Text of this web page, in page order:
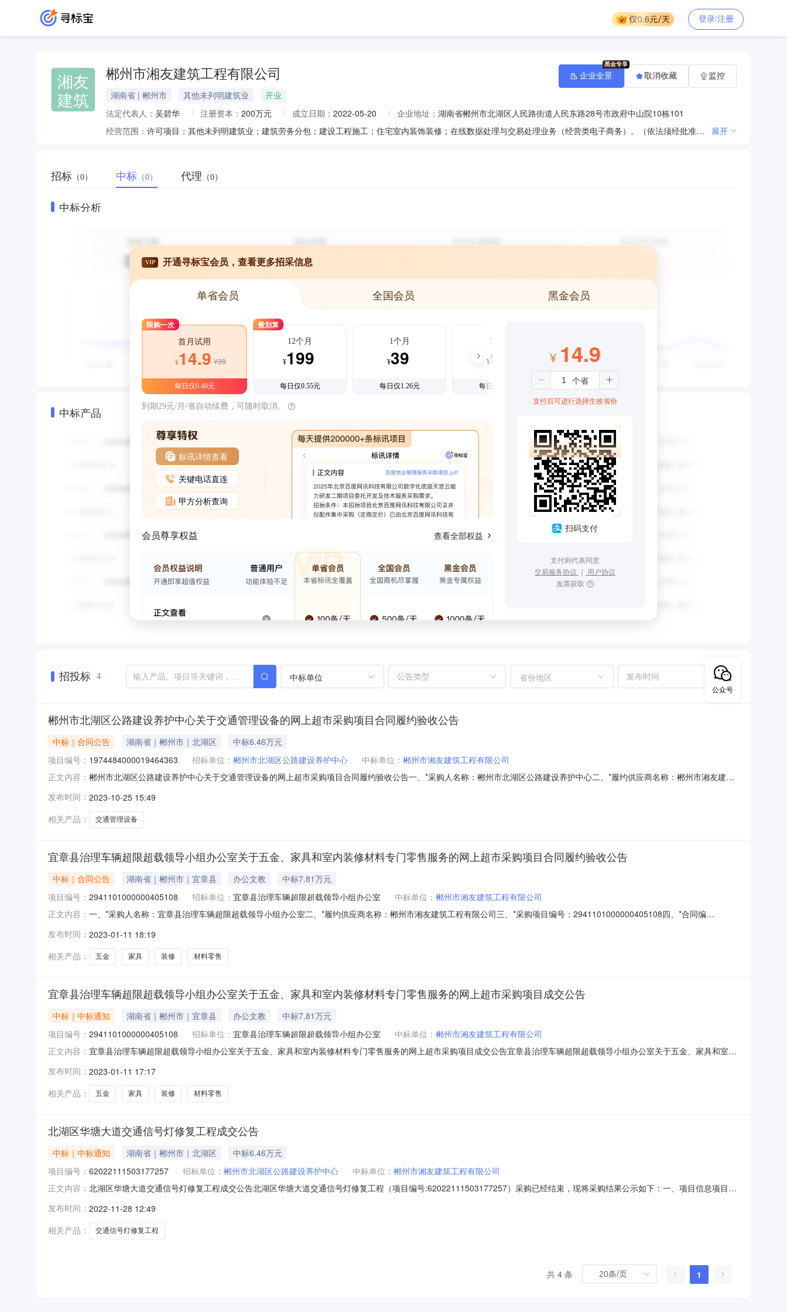
登录/注册
湘友
建筑
郴州市湘友建筑工程有限公司
湖南省 | 郴州市 其他未列明建筑业
开业
法定代表人： 吴碧华 注册资本： 200万元 成立日期： 2022-05-20 企业地址： 湖南省郴州市北湖区人民路街道人民东路28号市政府中山院10栋101
经营范围：
许可项目：其他未列明建筑业；建筑劳务分包；建设工程施工；住宅室内装饰装修；在线数据处理与交易处理业务（经营类电子商务）。（依法须经批准的项目，经相关部门批准后方可开展经营活动，具体经营项目以批准文件或许可证件为准）一般项目：园林绿化工程施工；建筑用钢筋产品销售；金属结构销售；普通机械设备安装服务；土石方工程施工；安全系统监控服务；建筑材料销售；广告设计、代理；房地产咨询；房地产经纪；人力资源服务（不含职业中介活动、劳务派遣服务）；工程管理服务；住宅水电安装维护服务；礼仪服务；婚庆礼仪服务；会议及展览服务；企业管理；网络技术服务；信息技术咨询服务；市场营销策划；第二类医疗器械销售；保健食品（预包装）销售。（除依法须经批准的项目外，自主开展法律法规未禁止、未限制的经营活动） 展开
企业全景 取消收藏 监控
招标 （0） 中标 （0） 代理 （0）
中标分析
中标产品
VIP 开通寻标宝会员，查看更多招采信息
单省会员 全国会员 黑金会员
限购一次
首月试用
¥14.9 ¥39
每日仅0.48元
最划算
12个月
¥199
每日仅0.55元
1个月
¥39
每日仅1.26元
3个月
¥99
每日仅1.08元
到期29元/月/省自动续费，可随时取消。
标讯详情查看
关键电话直连
甲方分析查询
会员尊享权益 查看全部权益
¥ 14.9
支付后可进行选择生效省份
扫码支付
支付则代表同意
交易服务协议 ｜ 用户协议
发票获取
招投标 4 中标单位 省份地区
郴州市北湖区公路建设养护中心关于交通管理设备的网上超市采购项目合同履约验收公告
中标｜合同公告 湖南省｜郴州市｜北湖区
中标6.46万元
项目编号： 1974484000019464363 招标单位： 郴州市北湖区公路建设养护中心 中标单位： 郴州市湘友建筑工程有限公司
正文内容： 郴州市北湖区公路建设养护中心关于交通管理设备的网上超市采购项目合同履约验收公告一、*采购人名称：郴州市北湖区公路建设养护中心二、*履约供应商名称：郴州市湘友建筑
果：序号服务内容验收数量验收金额(元)验收标准\规格型号\技术标准验收结果备注1飞腾交通管理设备信号机主控版164610.0飞腾\FT-JTZSP验收通过2【运费】
发布时间： 2023-10-25 15:49
相关产品：
交通管理设备
宜章县治理车辆超限超载领导小组办公室关于五金、家具和室内装修材料专门零售服务的网上超市采购项目合同履约验收公告
中标｜合同公告 湖南省｜郴州市｜宜章县 办公文教
中标7.81万元
项目编号： 2941101000000405108 招标单位： 宜章县治理车辆超限超载领导小组办公室 中标单位： 郴州市湘友建筑工程有限公司
正文内容： 一、*采购人名称：宜章县治理车辆超限超载领导小组办公室二、*履约供应商名称：郴州市湘友建筑工程有限公司三、*采购项目编号：2941101000000405108四、*合同编
标准验收结果备注1雨棚/安装服务178088.0\验收通过2【运费】10.0验收通过验收报告：验收人员名单：谢敏
发布时间： 2023-01-11 18:19
相关产品：
五金 家具 装修 材料零售
宜章县治理车辆超限超载领导小组办公室关于五金、家具和室内装修材料专门零售服务的网上超市采购项目成交公告
中标｜中标通知 湖南省｜郴州市｜宜章县 办公文教
中标7.81万元
项目编号： 2941101000000405108 招标单位： 宜章县治理车辆超限超载领导小组办公室 中标单位： 郴州市湘友建筑工程有限公司
正文内容： 宜章县治理车辆超限超载领导小组办公室关于五金、家具和室内装修材料专门零售服务的网上超市采购项目成交公告宜章县治理车辆超限超载领导小组办公室关于五金、家具和室内
组办公室关于五金、家具和室内装修材料专门零售服务的网上超市采购项目项目编号:2941101000000405108项目联系人:谢敏项目联系电话:/采购计划信息：项目所在行政区划编
码:43
发布时间： 2023-01-11 17:17
相关产品：
五金 家具 装修 材料零售
北湖区华塘大道交通信号灯修复工程成交公告
中标｜中标通知 湖南省｜郴州市｜北湖区
中标6.46万元
项目编号： 62022111503177257 招标单位： 郴州市北湖区公路建设养护中心 中标单位： 郴州市湘友建筑工程有限公司
正文内容： 北湖区华塘大道交通信号灯修复工程成交公告北湖区华塘大道交通信号灯修复工程（项目编号:62022111503177257）采购已经结束，现将采购结果公示如下：一、项目信息项目名
称：北湖区报价起止时间：2022-11-1514:41-2022-11-1814:41二、采购单位信息采购单位名称：郴州市北湖区公路建设养护中心采购单位地址：湖
发布时间： 2022-11-28 12:49
相关产品：
交通信号灯修复工程
共 4 条 1
公众号